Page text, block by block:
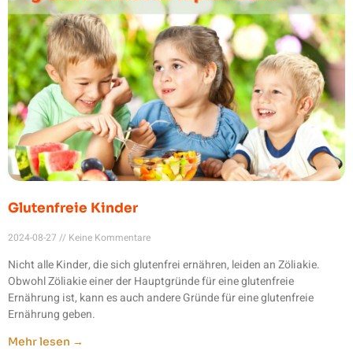
Glutenfreie Kinder
2024-08-27 Keine Kommentare
Nicht alle Kinder, die sich glutenfrei ernähren, leiden an Zöliakie.
Obwohl Zöliakie einer der Hauptgründe für eine glutenfreie
Ernährung ist, kann es auch andere Gründe für eine glutenfreie
Ernährung geben.
Mehr lesen →